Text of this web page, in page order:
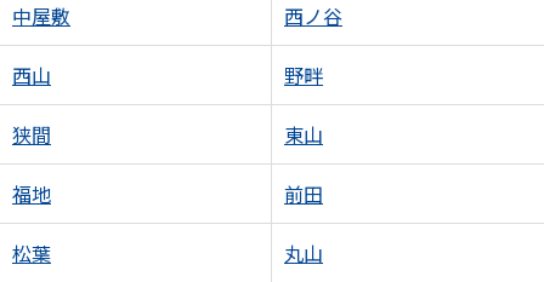
中屋敷 西ノ谷
西山 野畔
狭間 東山
福地 前田
松葉 丸山